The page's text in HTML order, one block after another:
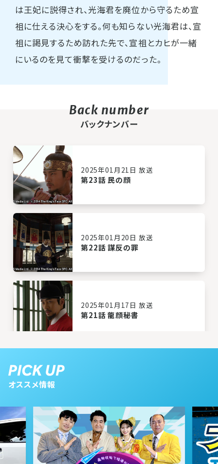
は王妃に説得され、光海君を廃位から守るため宣
祖に仕える決心をする。何も知らない光海君は、宣
祖に謁見するため訪れた先で、宣祖とカヒが一緒
にいるのを見て衝撃を受けるのだった。
バックナンバー
2025年01月21日 放送
第23話 民の顔
2025年01月20日 放送
第22話 謀反の罪
2025年01月17日 放送
第21話 龍顔秘書
2025年01月15日 放送
第19話 疑惑を呼ぶ白馬
オススメ情報